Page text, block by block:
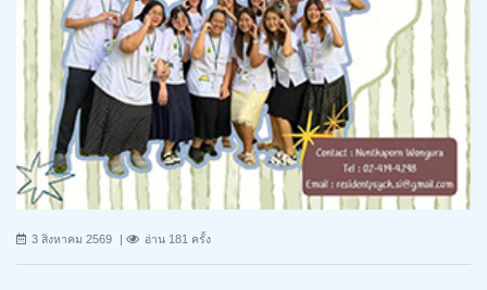
3 สิงหาคม 2569 อ่าน 181 ครั้ง